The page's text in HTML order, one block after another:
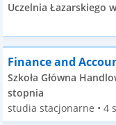
Uczelnia Łazarskiego
Finance and
Szkoła Główna
stopnia
studia stacjonarne • 4